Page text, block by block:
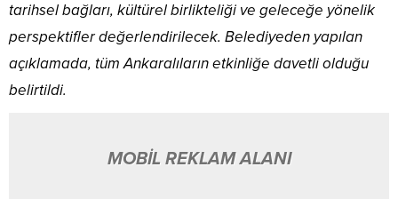
tarihsel bağları, kültürel birlikteliği ve geleceğe yönelik
perspektifler değerlendirilecek. Belediyeden yapılan
açıklamada, tüm Ankaralıların etkinliğe davetli olduğu
belirtildi.
MOBİL REKLAM ALANI